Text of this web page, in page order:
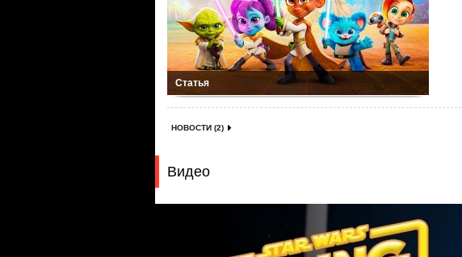
Статья
НОВОСТИ (2)
Видео